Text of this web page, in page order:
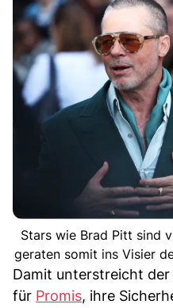
Stars wie Brad Pitt sind
geraten somit ins Visier
Damit unterstreicht
für Promis, ihre